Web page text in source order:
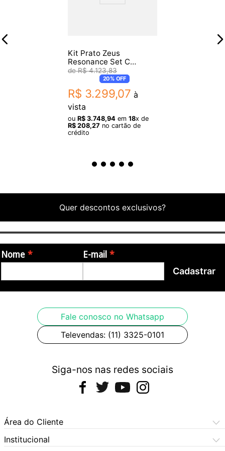
- 1 Ride Zeus Resonance 20"
Garantia: 3 meses de garantia pelo fabricante
Fotos meramente ilustrativas.
Kit Prato Zeus
Resonance Set C
14/16/20
R$ 4.123,83
20%OFF
R$ 3.299,07 à
vista
ou R$ 3.748,94 em 18x de
R$ 208,27 no cartão de
crédito
Quer descontos exclusivos?
Nome E-mail
Cadastrar
Fale conosco no Whatsapp
Televendas: (11) 3325-0101
Siga-nos nas redes sociais
Área do Cliente
Meus Pedidos
Institucional